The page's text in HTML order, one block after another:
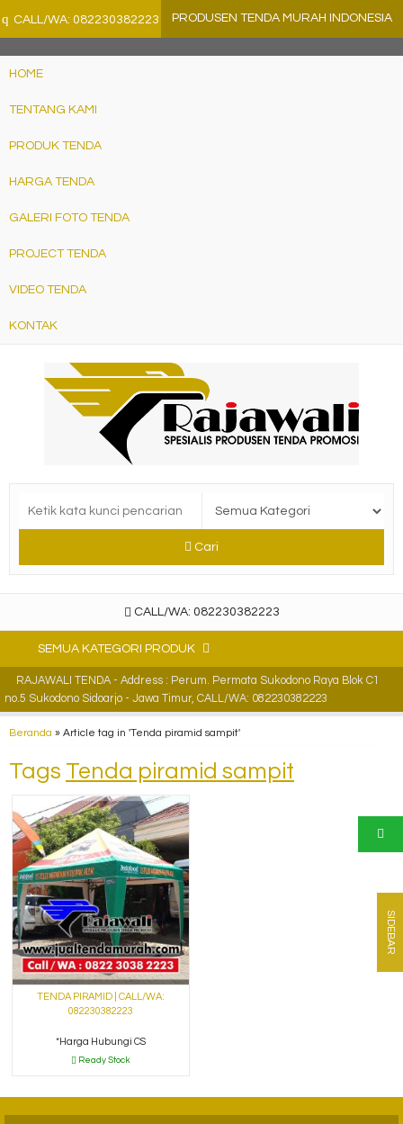
q CALL/WA: 082230382223 PRODUSEN TENDA MURAH INDONESIA
HOME
TENTANG KAMI
PRODUK TENDA
HARGA TENDA
GALERI FOTO TENDA
PROJECT TENDA
VIDEO TENDA
KONTAK
Cari
CALL/WA: 082230382223
SEMUA KATEGORI PRODUK
RAJAWALI TENDA - Address : Perum. Permata Sukodono Raya Blok C1
no.5 Sukodono Sidoarjo - Jawa Timur, CALL/WA: 082230382223
Beranda » Article tag in 'Tenda piramid sampit'
Tags Tenda piramid sampit
TENDA PIRAMID | CALL/WA:
082230382223
*Harga Hubungi CS
Ready Stock
SIDEBAR